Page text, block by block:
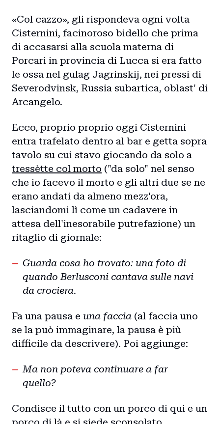
«Col cazzo», gli rispondeva ogni volta
Cisternini, facinoroso bidello che prima
di accasarsi alla scuola materna di
Porcari in provincia di Lucca si era fatto
le ossa nel gulag Jagrinskij, nei pressi di
Severodvinsk, Russia subartica, oblast' di
Arcangelo.
Ecco, proprio proprio oggi Cisternini
entra trafelato dentro al bar e getta sopra
tavolo su cui stavo giocando da solo a
tressètte col morto ("da solo" nel senso
che io facevo il morto e gli altri due se ne
erano andati da almeno mezz'ora,
lasciandomi lì come un cadavere in
attesa dell'inesorabile putrefazione) un
ritaglio di giornale:
Guarda cosa ho trovato: una foto di
quando Berlusconi cantava sulle navi
da crociera.
Fa una pausa e una faccia (al faccia uno
se la può immaginare, la pausa è più
difficile da descrivere). Poi aggiunge:
Ma non poteva continuare a far
quello?
Condisce il tutto con un porco di qui e un